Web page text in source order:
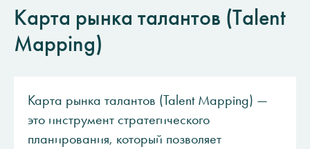
Карта рынка талантов (Talent
Mapping)
Карта рынка талантов (Talent Mapping) —
это инструмент стратегического
планирования, который позволяет